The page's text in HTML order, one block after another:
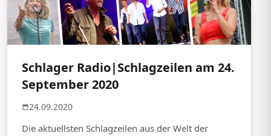
Schlager Radio|Schlagzeilen am 24.
September 2020
24.09.2020
Die aktuellsten Schlagzeilen aus der Welt der